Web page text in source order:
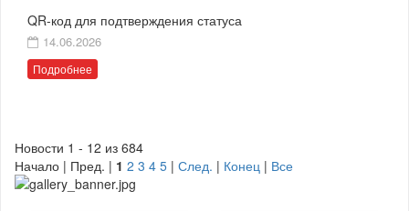
QR-код для подтверждения статуса
14.06.2026
Подробнее
Новости 1 - 12 из 684
Начало | Пред. | 1 2 3 4 5 | След. | Конец | Все